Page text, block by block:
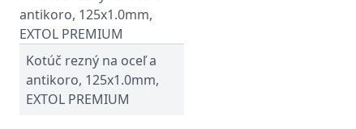
Kotúč rezný na oceľ a
antikoro, 125x1.0mm,
EXTOL PREMIUM